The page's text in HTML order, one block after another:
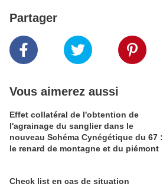
Partager
Vous aimerez aussi
Effet collatéral de l'obtention de
l'agrainage du sanglier dans le
nouveau Schéma Cynégétique du 67 :
le renard de montagne et du piémont
Check list en cas de situation